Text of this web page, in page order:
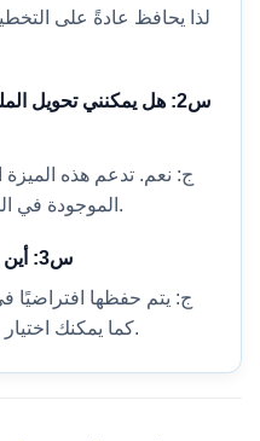
لذا يحافظ عادةً على
س2: هل يمكنني تحويل
ج: نعم. تدعم هذه الميزة
الموجودة في المجلد المحدد ومجلداته الفرعية.
س3: أين يتم حفظ الملفات بعد تحويلها؟
ج: يتم حفظها افتراضيًا
كما يمكنك اختيار مجلد إخراج مخصص قبل البدء.